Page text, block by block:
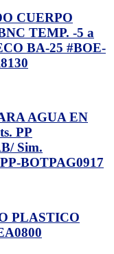
CUERPO
TEMP. -5 a
BA-25 #BOE-
AGUA EN
PP
Sim.
BOTPAG0917
PLASTICO